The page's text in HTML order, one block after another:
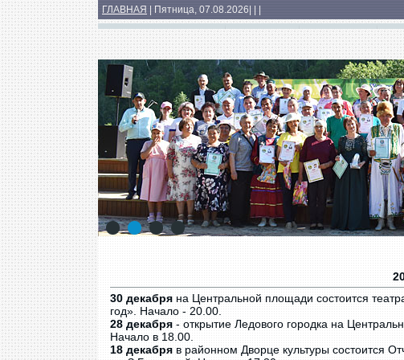
ГЛАВНАЯ | Пятница, 07.08.2026
Медиатека
1 2 3
4
30 декабря на Центральной площади состоится
год». Начало - 20.00.
28 декабря - открытие Ледового городка на
Начало в 18.00.
18 декабря в районном Дворце культуры состоится